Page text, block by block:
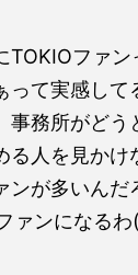
TOKIOファン
って実感して
事務所がどう
る人を見かけ
ンが多いんだ
ァンになる